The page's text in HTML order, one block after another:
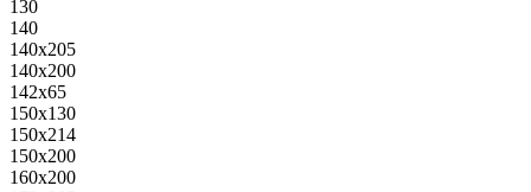
130
140
140х205
140х200
142х65
150х130
150х214
150х200
160х200